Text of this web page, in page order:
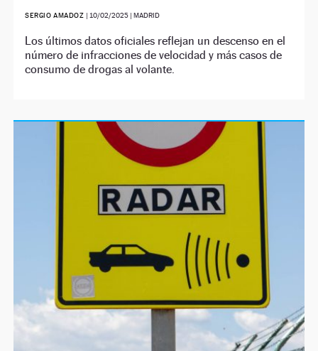
SERGIO AMADOZ | 10/02/2025| MADRID
Los últimos datos oficiales reflejan un descenso en el
número de infracciones de velocidad y más casos de
consumo de drogas al volante.